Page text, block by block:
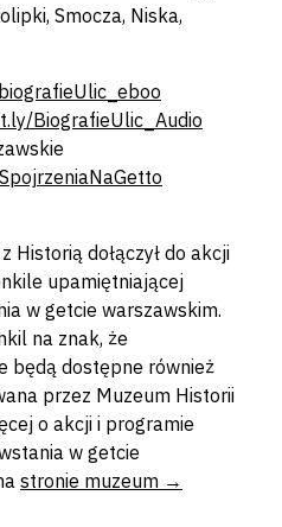
Smocza, Niska,
BiografieUlic_Audio
Historią dołączył do akcji
upamiętniającej
w getcie warszawskim.
na znak, że
będą dostępne również
przez Muzeum Historii
o akcji i programie
w getcie
stronie muzeum →